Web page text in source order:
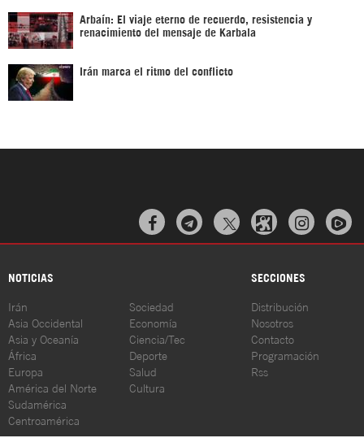
Arbaín: El viaje eterno de recuerdo, resistencia y
renacimiento del mensaje de Karbala
Irán marca el ritmo del conflicto
  
NOTICIAS SECCIONES
Irán
Asia Occidental
Asia y Oceanía
África
Europa
América del Norte
Sudamérica
Centroamérica
Sociedad
Economía
Ciencia/Tec
Deporte
Salud
Cultura
Distribución
Nosotros
Contacto
Programación
Rss